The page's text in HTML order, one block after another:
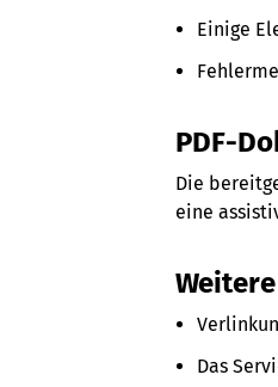
Einige
PDF-
Die
eine
Das